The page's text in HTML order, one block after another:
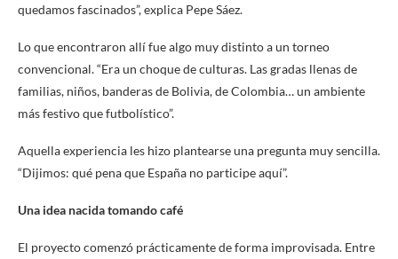
quedamos fascinados”, explica Pepe Sáez.
Lo que encontraron allí fue algo muy distinto a un torneo
convencional. “Era un choque de culturas. Las gradas llenas de
familias, niños, banderas de Bolivia, de Colombia… un ambiente
más festivo que futbolístico”.
Aquella experiencia les hizo plantearse una pregunta muy sencilla.
“Dijimos: qué pena que España no participe aquí”.
Una idea nacida tomando café
El proyecto comenzó prácticamente de forma improvisada. Entre